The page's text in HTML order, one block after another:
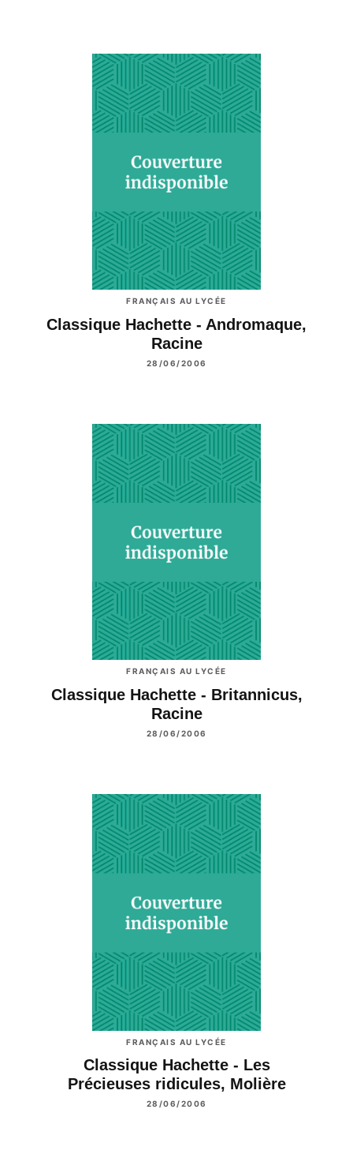
FRANÇAIS AU LYCÉE
Classique Hachette - Andromaque,
Racine
28/06/2006
FRANÇAIS AU LYCÉE
Classique Hachette - Britannicus,
Racine
28/06/2006
FRANÇAIS AU LYCÉE
Classique Hachette - Les
Précieuses ridicules, Molière
28/06/2006